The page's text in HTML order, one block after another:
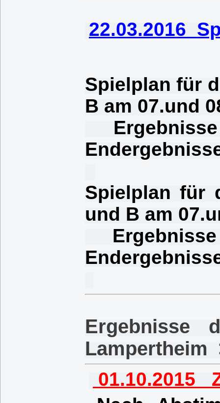
22.03.2016
Spielplan für
B am 07.und
Spielplan für
und B am
Ergebnisse
Lampertheim
01.10.2015